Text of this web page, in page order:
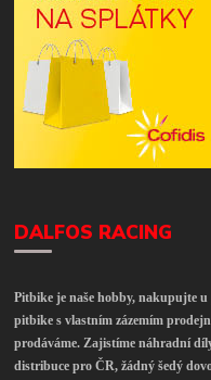
DALFOS RACING
Pitbike je naše hobby, nakupujte
pitbike s vlastním zázemím
prodáváme. Zajistíme náhradní
distribuce pro ČR, žádný šedý